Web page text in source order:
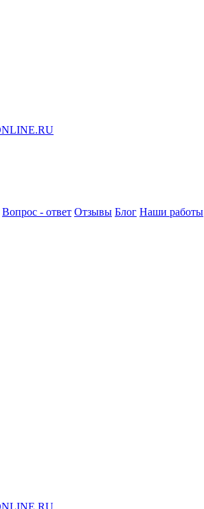
Вопрос - ответ Отзывы Блог Наши работы